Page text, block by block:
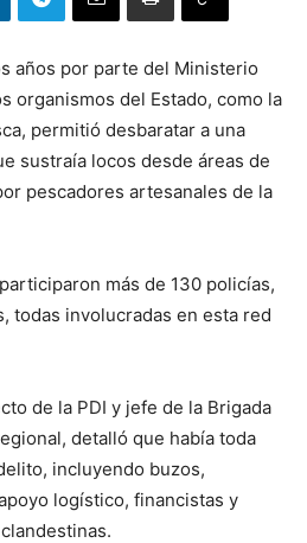
años por parte del Ministerio
organismos del Estado, como la
permitió desbaratar a una
sustraía locos desde áreas de
pescadores artesanales de la
más de 130 policías,
todas involucradas en esta red
de la PDI y jefe de la Brigada
detalló que había toda
incluyendo buzos,
logístico, financistas y